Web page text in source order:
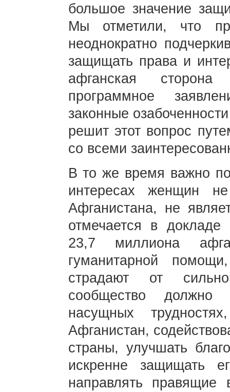
большое значение
Мы отметили, что
неоднократно
защищать права и
афганская сторона
программное
законные
решит этот вопрос
со всеми
В то же время важно
интересах женщин
Афганистана, не
отмечается в докладе
23,7 миллиона
гуманитарной
страдают от
сообщество должно
насущных
Афганистан,
страны, улучшать
искренне
направлять правящие